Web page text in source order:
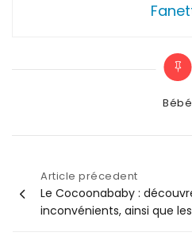
Bébé
Navigation
Article précedent
Le Cocoonababy :
inconvénients, ainsi que